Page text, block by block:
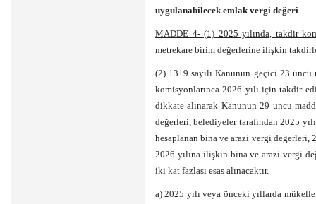
uygulanabilecek emlak vergi değeri
MADDE 4- (1) 2025 yılında, takdir
metrekare birim değerlerine ilişkin
(2) 1319 sayılı Kanunun geçici 23
komisyonlarınca 2026 yılı için takdir
dikkate alınarak Kanunun 29 uncu
değerleri, belediyeler tarafından 2025
hesaplanan bina ve arazi vergi değerleri,
2026 yılına ilişkin bina ve arazi vergi
iki kat fazlası esas alınacaktır.
a) 2025 yılı veya önceki yıllarda